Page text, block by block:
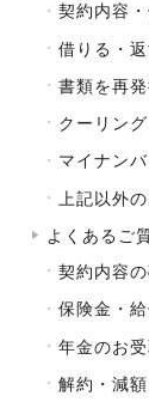
契約内容
借りる・返
書類を再
クーリン
マイナン
上記以外
よくあるご
契約内容
保険金・
年金のお受
解約・減額